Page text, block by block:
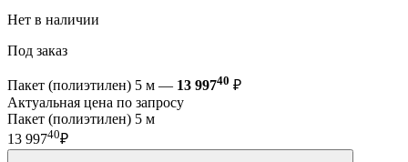
Нет в наличии
Под заказ
Пакет (полиэтилен) 5 м — 13 99740 ₽
Актуальная цена по запросу
Пакет (полиэтилен) 5 м
13 99740₽